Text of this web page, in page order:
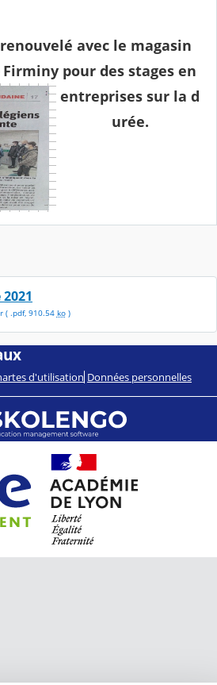
avec le magasin
pour des stages en
entreprises sur la d
urée.
( .pdf, 910.54 ko)
d'utilisation Données personnelles